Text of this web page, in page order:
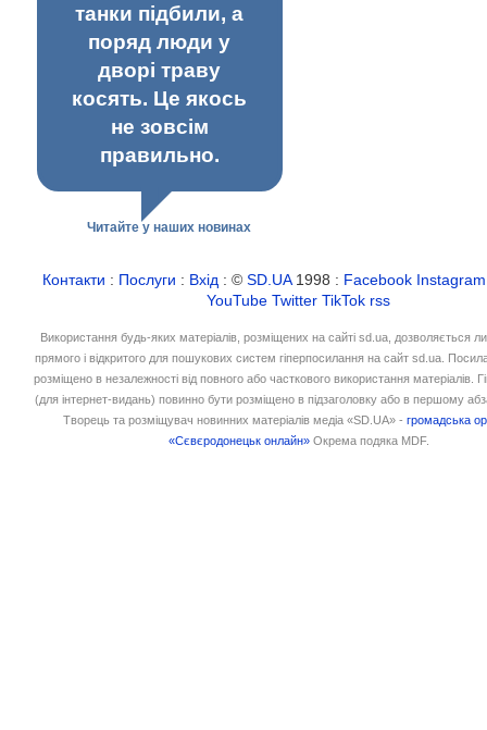
танки підбили, а
поряд люди у
дворі траву
косять. Це якось
не зовсім
правильно.
Читайте у наших новинах
Контакти : Послуги : Вхід : ©SD.UA1998 : Facebook Instagram
YouTube Twitter TikTok rss
Використання будь-яких матеріалів, розміщених на сайті sd.ua, дозволяється
прямого і відкритого для пошукових систем гіперпосилання на сайт sd.ua.
розміщено в незалежності від повного або часткового використання матеріалів.
(для інтернет-видань) повинно бути розміщено в підзаголовку або в першому
Творець та розміщувач новинних матеріалів медіа «SD.UA» -громадська
«Сєвєродонецьк онлайн» Окрема подяка MDF.